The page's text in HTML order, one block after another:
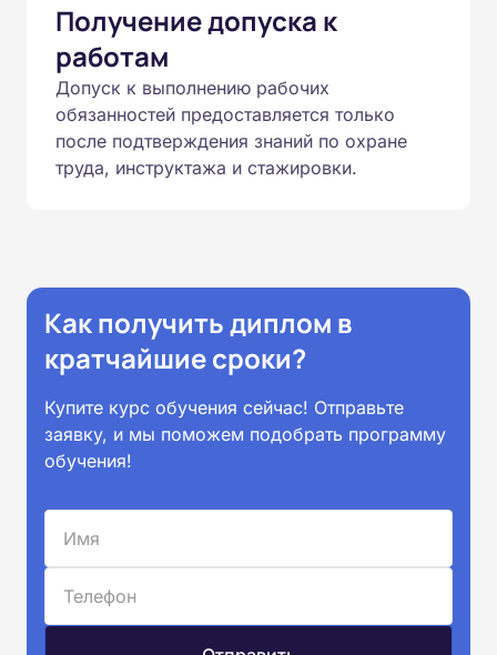
Получение допуска к
работам
Допуск к выполнению рабочих
обязанностей предоставляется только
после подтверждения знаний по охране
труда, инструктажа и стажировки.
Как получить диплом в
кратчайшие сроки?
Купите курс обучения сейчас! Отправьте
заявку, и мы поможем подобрать программу
обучения!